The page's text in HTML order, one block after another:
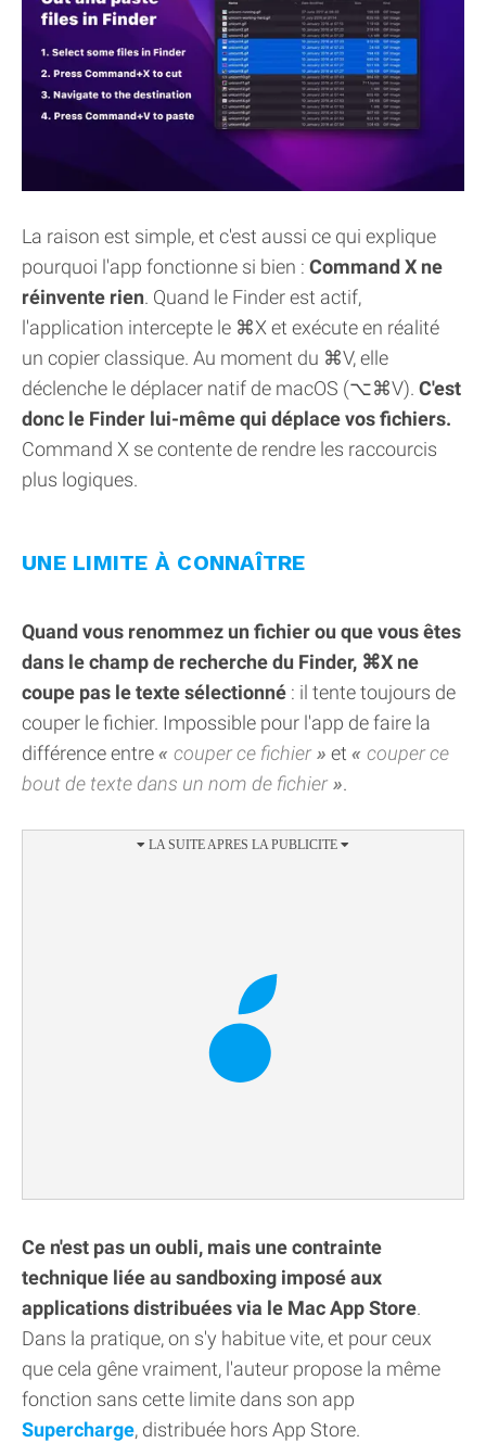
La raison est simple, et c'est aussi ce qui explique
pourquoi l'app fonctionne si bien : Command X ne
réinvente rien. Quand le Finder est actif,
l'application intercepte le ⌘X et exécute en réalité
un copier classique. Au moment du ⌘V, elle
déclenche le déplacer natif de macOS (⌥⌘V). C'est
donc le Finder lui-même qui déplace vos fichiers.
Command X se contente de rendre les raccourcis
plus logiques.
UNE LIMITE À CONNAÎTRE
Quand vous renommez un fichier ou que vous êtes
dans le champ de recherche du Finder, ⌘X ne
coupe pas le texte sélectionné : il tente toujours de
couper le fichier. Impossible pour l'app de faire la
différence entre
couper ce fichier et
couper ce
bout de texte dans un nom de fichier
.
Ce n'est pas un oubli, mais une contrainte
technique liée au sandboxing imposé aux
applications distribuées via le Mac App Store.
Dans la pratique, on s'y habitue vite, et pour ceux
que cela gêne vraiment, l'auteur propose la même
fonction sans cette limite dans son app
Supercharge, distribuée hors App Store.